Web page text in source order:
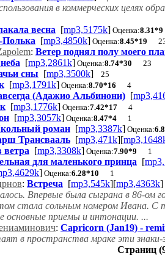
в коммерческих целях
весна [mp3,5175k] Оценка:8.31*9
Полька [mp3,4850k] Оценка:8.45*19
: Ветер поднял полу моего
[mp3,2861k] Оценка:8.74*30 23
сны [mp3,3500k] 25
[mp3,1791k] Оценка:8.70*16 4
(Адажио Альбинони) [
[mp3,1776k] Оценка:7.42*17 4
[mp3,3057k] Оценка:8.47*4 1
роман [mp3,3387k] Оценка:
Трансвааль [mp3,471k][
ветра [mp3,3308k] Оценка:7.90*9 1
для маленького принца [
] Оценка:6.28*10 1
: Встреча [mp3,545k][mp3,4363k]
Впервые была сыграна в 86-ом
стала сольным номером Ивана. С
основные приемы и интонации. ...
: Capricorn (Jan19) -
в пространства мраке эти знаки-
Страниц